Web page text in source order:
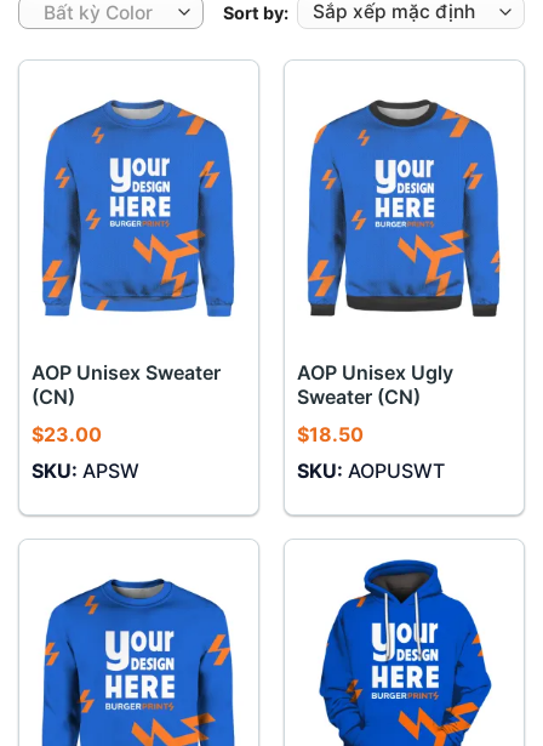
Bất kỳ Color Sort by:
AOP Unisex Sweater
(CN)
$23.00
SKU: APSW
AOP Unisex Ugly
Sweater (CN)
$18.50
SKU: AOPUSWT